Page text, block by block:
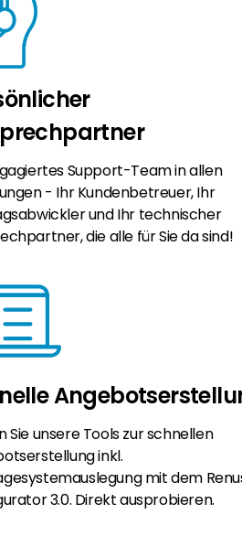
Support-Team in allen
- Ihr Kundenbetreuer, Ihr
und Ihr technischer
die alle für Sie da sind!
Sie unsere Tools zur schnellen
inkl.
mit dem
3.0. Direkt ausprobieren.